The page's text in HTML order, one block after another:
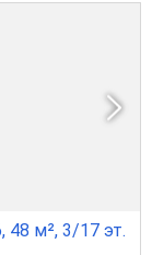
48 м², 3/17 эт.